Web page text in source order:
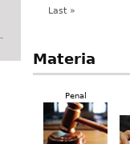
Last »
Materia
Penal